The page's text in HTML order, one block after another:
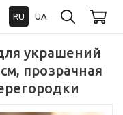
RU UA
украшений
прозрачная